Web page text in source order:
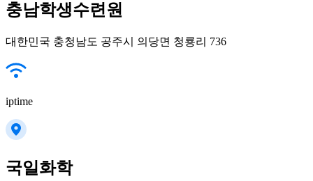
충남학생수련원
대한민국 충청남도 공주시 의당면 청룡리 736
iptime
국일화학